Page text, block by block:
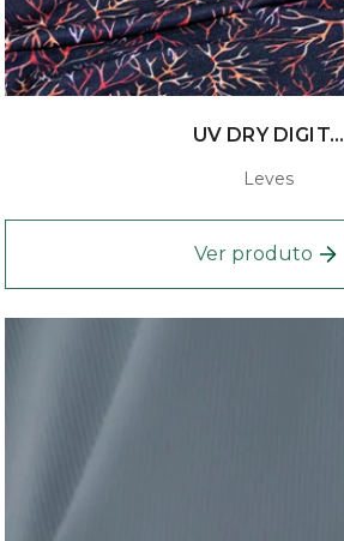
UV DRY DIGIT...
Leves
Ver produto